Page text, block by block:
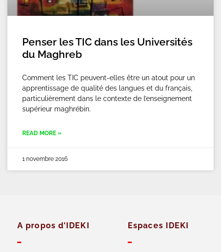
Penser les TIC dans les Universités
du Maghreb
Comment les TIC peuvent-elles être un atout pour un
apprentissage de qualité des langues et du français,
particulièrement dans le contexte de l’enseignement
supérieur maghrébin.
READ MORE »
1 novembre 2016
A propos d'IDEKI Espaces IDEKI